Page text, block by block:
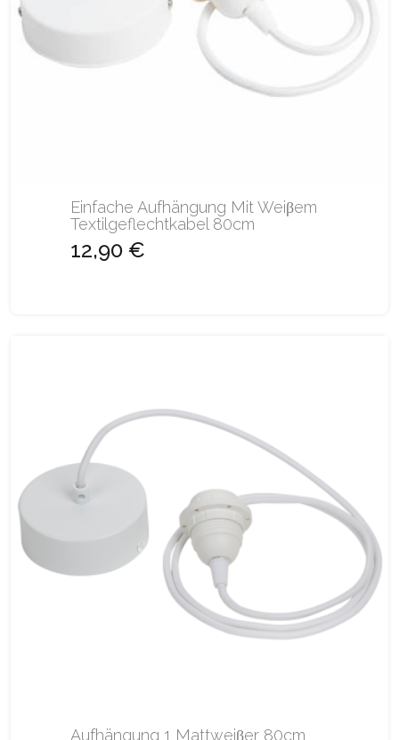
Einfache Aufhängung Mit Weiβem
Textilgeflechtkabel 80cm
12,90 €
Aufhängung 1 Mattweiβer 80cm